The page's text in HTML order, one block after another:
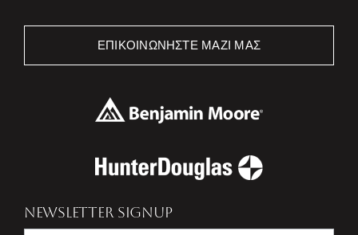
ΕΠΙΚΟΙΝΩΝΉΣΤΕ ΜΑΖΊ ΜΑΣ
NEWSLETTER SIGNUP